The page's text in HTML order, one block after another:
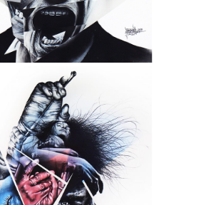
: Encres, Acrylique,
et Produits chimiques -
conçu sur mesure en
MERANTI authentique -
ROMANCE
"Fragments" -
: 132 x 132 cm -